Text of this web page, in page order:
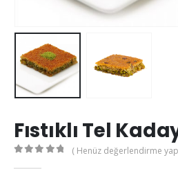
Fıstıklı Tel
( Henüz değerlendirme